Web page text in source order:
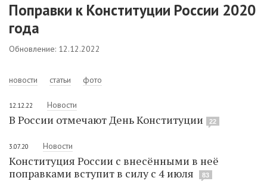
Поправки к Конституции России 2020
года
Обновление: 12.12.2022
новости статьи фото
12.12.22 Новости
В России отмечают День Конституции 22
3.07.20 Новости
Конституция России с внесёнными в неё
поправками вступит в силу с 4 июля
83